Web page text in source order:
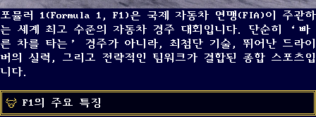
포뮬러 1(Formula 1, F1)은 국제 자동차 연맹(FIA)이 주관하
는 세계 최고 수준의 자동차 경주 대회입니다. 단순히 ‘빠
른 차를 타는’ 경주가 아니라, 최첨단 기술, 뛰어난 드라이
버의 실력, 그리고 전략적인 팀워크가 결합된 종합 스포츠입
니다.
F1의 주요 특징